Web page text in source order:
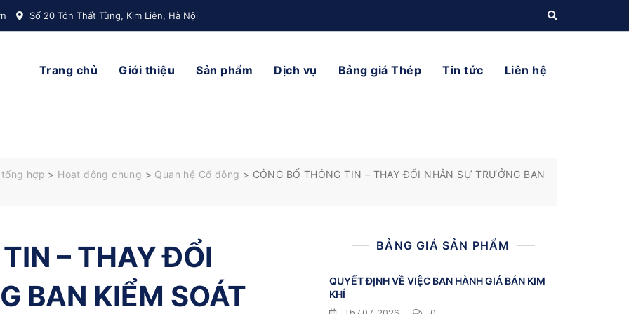
Số 20 Tôn Thất Tùng, Kim Liên, Hà Nội
Trang chủ Giới thiệu Sản phẩm Dịch vụ Bảng giá Thép Tin tức Liên hệ
hợp > Hoạt động chung > Quan hệ Cổ đông > CÔNG BỐ THÔNG TIN – THAY ĐỔI NHÂN SỰ TRƯỞNG BAN
– THAY ĐỔI
BAN KIỂM SOÁT
BẢNG GIÁ SẢN PHẨM
QUYẾT ĐỊNH VỀ VIỆC BAN HÀNH GIÁ BÁN KIM
KHÍ